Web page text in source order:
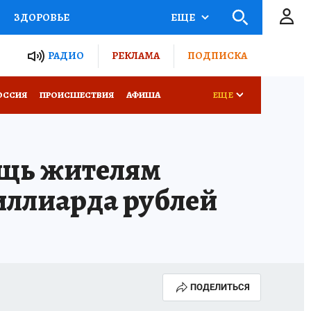
ЗДОРОВЬЕ
РОССИИ
ЕЩЕ
РАДИО РЕКЛАМА ПОДПИСКА
ПРОИСШЕСТВИЯ АФИША ЕЩЕ
жителям
рублей
ПОДЕЛИТЬСЯ